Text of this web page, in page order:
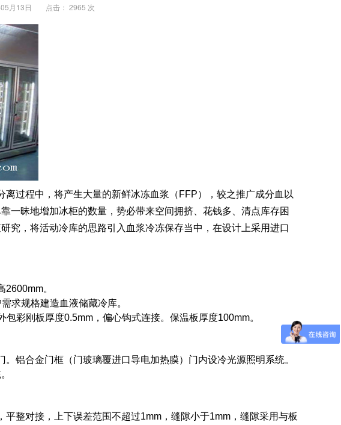
月13日 点击： 2965 次
过程中，将产生大量的新鲜冰冻血浆（FFP），较之推广成分血以
一昧地增加冰柜的数量，势必带来空间拥挤、花钱多、清点库存困
究，将活动冷库的思路引入血浆冷冻保存当中，在设计上采用进口
。
求规格建造血液储藏冷库。
彩刚板厚度0.5mm，偏心钩式连接。保温板厚度100mm。
铝合金门框（门玻璃覆进口导电加热膜）门内设冷光源照明系统。
整对接，上下误差范围不超过1mm，缝隙小于1mm，缝隙采用与板